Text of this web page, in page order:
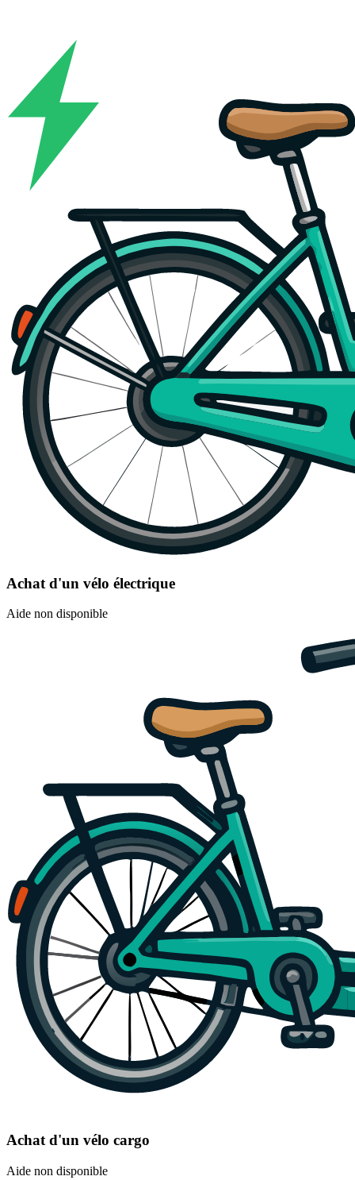
Achat d'un vélo électrique
Aide non disponible
Achat d'un vélo cargo
Aide non disponible